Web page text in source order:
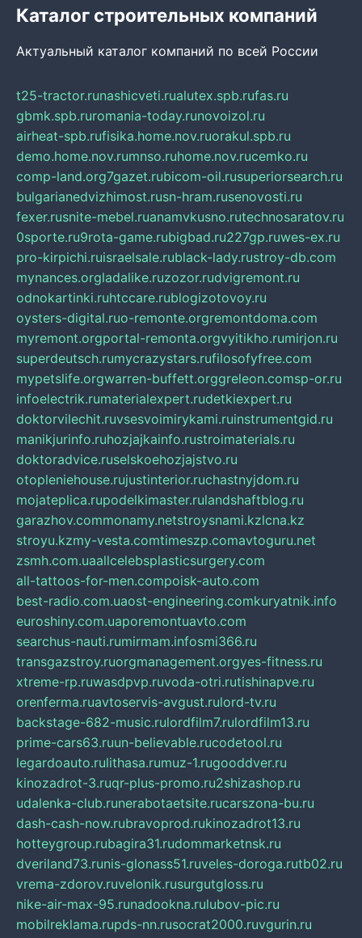
Каталог строительных компаний
Актуальный каталог компаний по всей России
t25-tractor.runashicveti.rualutex.spb.rufas.ru
gbmk.spb.ruromania-today.runovoizol.ru
airheat-spb.rufisika.home.nov.ruorakul.spb.ru
demo.home.nov.rumnso.ruhome.nov.rucemko.ru
comp-land.org7gazet.rubicom-oil.rusuperiorsearch.ru
bulgarianedvizhimost.rusn-hram.rusenovosti.ru
fexer.rusnite-mebel.ruanamvkusno.rutechnosaratov.ru
0sporte.ru9rota-game.rubigbad.ru227gp.ruwes-ex.ru
pro-kirpichi.ruisraelsale.rublack-lady.rustroy-db.com
mynances.orgladalike.ruzozor.rudvigremont.ru
odnokartinki.ruhtccare.rublogizotovoy.ru
oysters-digital.ruo-remonte.orgremontdoma.com
myremont.orgportal-remonta.orgvyitikho.rumirjon.ru
superdeutsch.rumycrazystars.rufilosofyfree.com
mypetslife.orgwarren-buffett.orggreleon.comsp-or.ru
infoelectrik.rumaterialexpert.rudetkiexpert.ru
doktorvilechit.ruvsesvoimirykami.ruinstrumentgid.ru
manikjurinfo.ruhozjajkainfo.rustroimaterials.ru
doktoradvice.ruselskoehozjajstvo.ru
otopleniehouse.rujustinterior.ruchastnyjdom.ru
mojateplica.rupodelkimaster.rulandshaftblog.ru
garazhov.commonamy.netstroysnami.kzlcna.kz
stroyu.kzmy-vesta.comtimeszp.comavtoguru.net
zsmh.com.uaallcelebsplasticsurgery.com
all-tattoos-for-men.compoisk-auto.com
best-radio.com.uaost-engineering.comkuryatnik.info
euroshiny.com.uaporemontuavto.com
searchus-nauti.rumirmam.infosmi366.ru
transgazstroy.ruorgmanagement.orgyes-fitness.ru
xtreme-rp.ruwasdpvp.ruvoda-otri.rutishinapve.ru
orenferma.ruavtoservis-avgust.rulord-tv.ru
backstage-682-music.rulordfilm7.rulordfilm13.ru
prime-cars63.ruun-believable.rucodetool.ru
legardoauto.rulithasa.rumuz-1.rugooddver.ru
kinozadrot-3.ruqr-plus-promo.ru2shizashop.ru
udalenka-club.runerabotaetsite.rucarszona-bu.ru
dash-cash-now.rubravoprod.rukinozadrot13.ru
hotteygroup.rubagira31.rudommarketnsk.ru
dveriland73.runis-glonass51.ruveles-doroga.rutb02.ru
vrema-zdorov.ruvelonik.rusurgutgloss.ru
nike-air-max-95.runadookna.rulubov-pic.ru
mobilreklama.rupds-nn.rusocrat2000.ruvgurin.ru